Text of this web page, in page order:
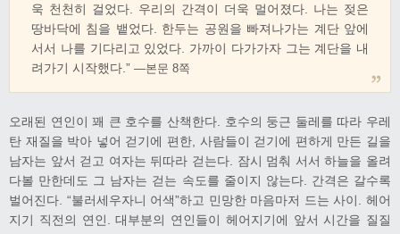
욱 천천히 걸었다. 우리의 간격이 더욱 멀어졌다. 나는 젖은
땅바닥에 침을 뱉었다. 한두는 공원을 빠져나가는 계단 앞에
서서 나를 기다리고 있었다. 가까이 다가가자 그는 계단을 내
려가기 시작했다.” ―본문 8쪽
오래된 연인이 꽤 큰 호수를 산책한다. 호수의 둥근 둘레를 따라 우레
탄 재질을 박아 넣어 걷기에 편한, 사람들이 걷기에 편하게 만든 길을
남자는 앞서 걷고 여자는 뒤따라 걷는다. 잠시 멈춰 서서 하늘을 올려
다볼 만한데도 그 남자는 걷는 속도를 줄이지 않는다. 간격은 갈수록
벌어진다. “불러세우자니 어색”하고 민망한 마음마저 드는 사이. 헤어
지기 직전의 연인. 대부분의 연인들이 헤어지기에 앞서 시간을 질질